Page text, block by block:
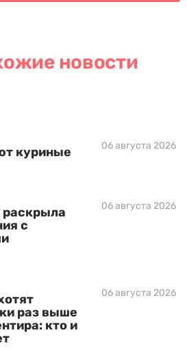
новости
куриные
06 августа 2026
с
06 августа 2026
раз выше
кто и
06 августа 2026